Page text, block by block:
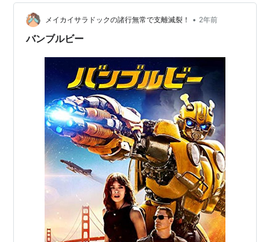
メイカイサラドックの諸行無常で支離滅裂！ • 2年前
バンブルビー